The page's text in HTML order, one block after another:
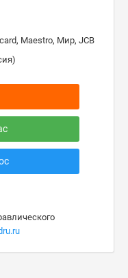
Maestro, Мир, JCB